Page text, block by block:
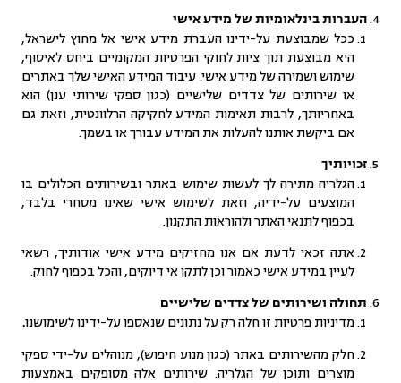
העברות בינלאומיות של מידע אישי
ככל שמבוצעת על-ידינו העברת מידע אישי אל מחוץ לישראל,
היא מבוצעת תוך ציות לחוקי הפרטיות המקומיים ביחס לאיסוף,
שימוש ושמירה של מידע אישי. עיבוד המידע האישי שלך באתרים
או שירותים של צדדים שלישיים (כגון ספקי שירותי ענן) הוא
באחריותך, לרבות תאימות המידע לחקיקה הרלוונטית, וזאת גם
אם ביקשת אותנו להעלות את המידע עבורך או בשמך.
זכויותיך
הגלריה מתירה לך לעשות שימוש באתר ובשירותים הכלולים בו
המוצעים על-ידיה, וזאת לשימוש אישי שאינו מסחרי בלבד,
בכפוף לתנאי האתר ולהוראות התקנון.
אתה זכאי לדעת אם אנו מחזיקים מידע אישי אודותיך, רשאי
לעיין במידע אישי כאמור וכן לתקן אי דיוקים, והכל בכפוף לחוק.
תחולה ושירותים של צדדים שלישיים
מדיניות פרטיות זו חלה רק על נתונים שנאספו על-ידינו לשימושנו.
חלק מהשירותים באתר (כגון מנוע חיפוש), מנוהלים על-ידי ספקי
מוצרים ותוכן של הגלריה. שירותים אלה מסופקים באמצעות